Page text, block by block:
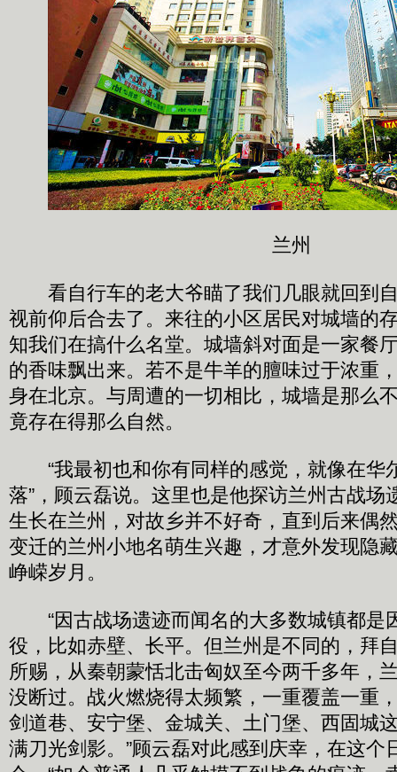
兰州
看自行车的老大爷瞄了我们几眼就回到
视前仰后合去了。来往的小区居民对城墙的
知我们在搞什么名堂。城墙斜对面是一家餐
的香味飘出来。若不是牛羊的膻味过于浓重
身在北京。与周遭的一切相比，城墙是那么
竟存在得那么自然。
“我最初也和你有同样的感觉，就像在华
落”，顾云磊说。这里也是他探访兰州古战场
生长在兰州，对故乡并不好奇，直到后来偶
变迁的兰州小地名萌生兴趣，才意外发现隐
峥嵘岁月。
“因古战场遗迹而闻名的大多数城镇都是
役，比如赤壁、长平。但兰州是不同的，拜
所赐，从秦朝蒙恬北击匈奴至今两千多年，
没断过。战火燃烧得太频繁，一重覆盖一重
剑道巷、安宁堡、金城关、土门堡、西固城
满刀光剑影。”顾云磊对此感到庆幸，在这个